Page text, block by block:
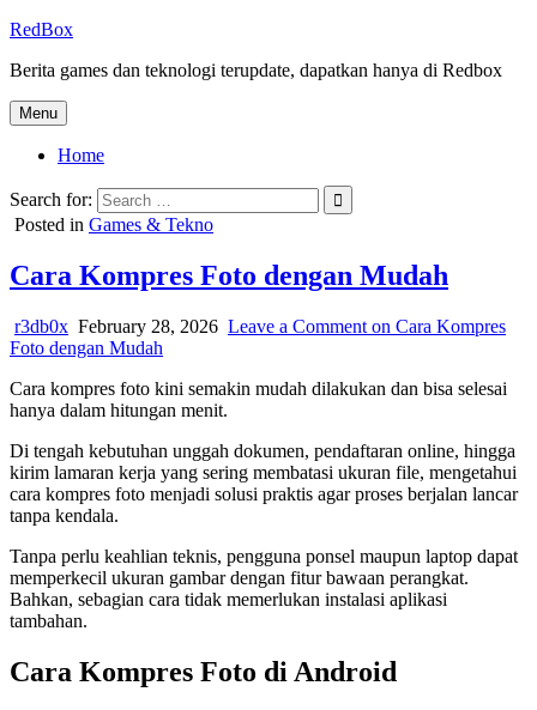
Skip
content
RedBox
Berita games dan teknologi terupdate, dapatkan hanya di Redbox
Menu
Home
Search for:
Posted in Games & Tekno
Cara Kompres Foto dengan Mudah
r3db0x February 28, 2026 Leave a Comment on Cara Kompres
Foto dengan Mudah
Cara kompres foto kini semakin mudah dilakukan dan bisa selesai
hanya dalam hitungan menit.
Di tengah kebutuhan unggah dokumen, pendaftaran online, hingga
kirim lamaran kerja yang sering membatasi ukuran file, mengetahui
cara kompres foto menjadi solusi praktis agar proses berjalan lancar
tanpa kendala.
Tanpa perlu keahlian teknis, pengguna ponsel maupun laptop dapat
memperkecil ukuran gambar dengan fitur bawaan perangkat.
Bahkan, sebagian cara tidak memerlukan instalasi aplikasi
tambahan.
Cara Kompres Foto di Android